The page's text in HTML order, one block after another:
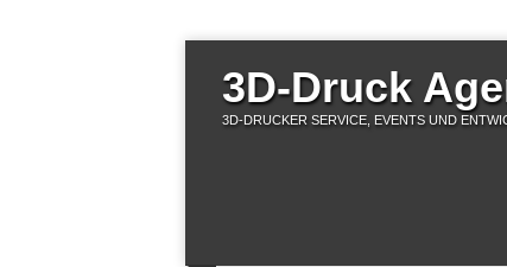
3D-Druck
3D-DRUCKER SERVICE, EVENTS UND